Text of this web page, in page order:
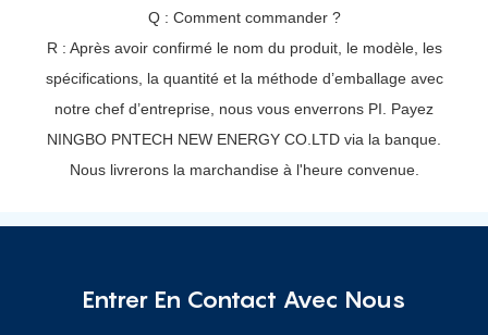
Q : Comment commander ?
R : Après avoir confirmé le nom du produit, le modèle, les
spécifications, la quantité et la méthode d’emballage avec
notre chef d’entreprise, nous vous enverrons PI. Payez
NINGBO PNTECH NEW ENERGY CO.LTD via la banque.
Nous livrerons la marchandise à l'heure convenue.
Entrer En Contact Avec Nous